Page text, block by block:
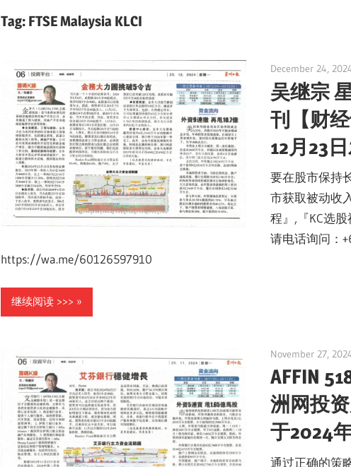
Tag: FTSE Malaysia KLCI
December 24,
吴继宗
刊【财
12月23
要在股市保持
市获取被动收
程』,『KC选股
请电话询问：
https://wa.me/60126597910
继续阅读 >>>
November 27,
AFFIN
洲网投
于2024
通过正确的策